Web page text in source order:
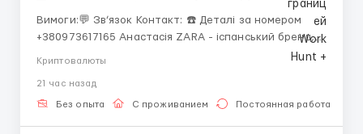
Вимоги:💬 Зв’язок Контакт: ☎️ Деталі за номером
+380973617165 Анастасія ZARA - іспанський бренд,
під яким випускається чоловічий, жіночий і дитячий
аксесуарами, білизною й парфумерією. Можна з
дітками від 10р! Заробітня плата Середня зароб...
Криптовалюты
21 час назад
Без опыта С проживанием Постоянная работа